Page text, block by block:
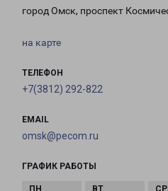
город Омск, проспект
на карте
ТЕЛЕФОН
+7(3812) 292-822
EMAIL
omsk@pecom.ru
ГРАФИК РАБОТЫ